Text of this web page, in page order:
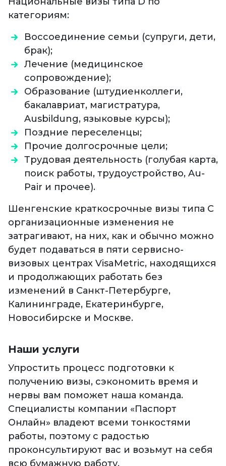
категориям:
Воссоединение семьи (супруги, дети,
брак);
Лечение (медицинское
сопровождение);
Образование (штудиенколлеги,
бакалавриат, магистратура,
Ausbildung, языковые курсы);
Поздние переселенцы;
Прочие долгосрочные цели;
Трудовая деятельность (голубая карта,
поиск работы, трудоустройство, Au-
Pair и прочее).
Шенгенские краткосрочные визы типа С
организационные изменения не
затрагивают, на них, как и обычно можно
будет подаваться в пяти сервисно-
визовых центрах VisaMetric, находящихся
и продолжающих работать без
изменений в Санкт-Петербурге,
Калининграде, Екатеринбурге,
Новосибирске и Москве.
Наши услуги
Упростить процесс подготовки к
получению визы, сэкономить время и
нервы вам поможет наша команда.
Специалисты компании «Паспорт
Онлайн» владеют всеми тонкостями
работы, поэтому с радостью
проконсультируют вас и возьмут на себя
всю бумажную работу.